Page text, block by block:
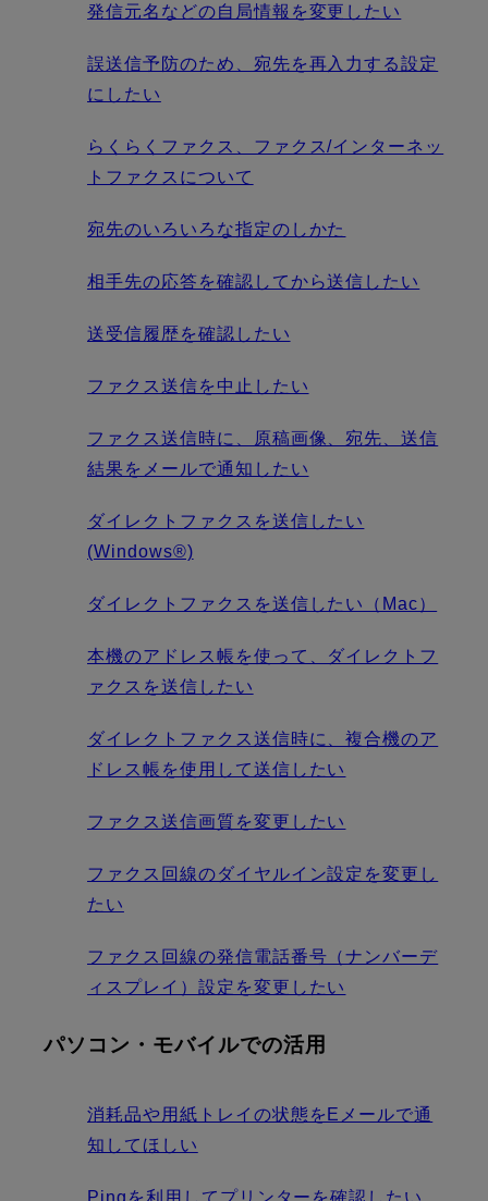
発信元名などの自局情報を変更したい
誤送信予防のため、宛先を再入力する設定
にしたい
らくらくファクス、ファクス/インターネッ
トファクスについて
宛先のいろいろな指定のしかた
相手先の応答を確認してから送信したい
送受信履歴を確認したい
ファクス送信を中止したい
ファクス送信時に、原稿画像、宛先、送信
結果をメールで通知したい
ダイレクトファクスを送信したい
(Windows®)
ダイレクトファクスを送信したい（Mac）
本機のアドレス帳を使って、ダイレクトフ
ァクスを送信したい
ダイレクトファクス送信時に、複合機のア
ドレス帳を使用して送信したい
ファクス送信画質を変更したい
ファクス回線のダイヤルイン設定を変更し
たい
ファクス回線の発信電話番号（ナンバーデ
ィスプレイ）設定を変更したい
パソコン・モバイルでの活用
消耗品や用紙トレイの状態をEメールで通
知してほしい
Pingを利用してプリンターを確認したい